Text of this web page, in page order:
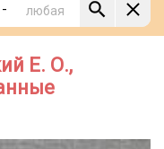
-
Е. О.,